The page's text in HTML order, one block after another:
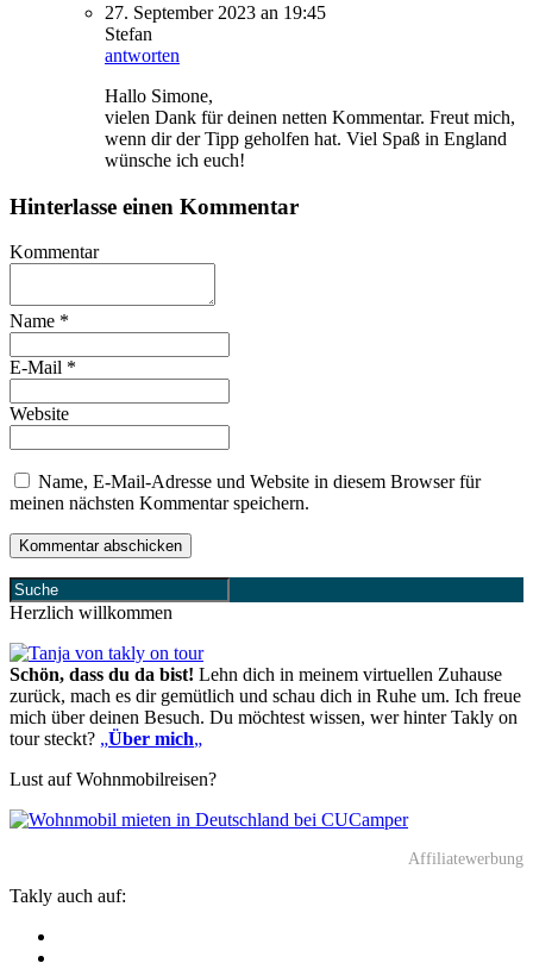
27. September 2023 an 19:45
Stefan
antworten
Hallo Simone,
vielen Dank für deinen netten Kommentar. Freut mich,
wenn dir der Tipp geholfen hat. Viel Spaß in England
wünsche ich euch!
Hinterlasse einen Kommentar
Kommentar
Name *
E-Mail *
Website
Name, E-Mail-Adresse und Website in diesem Browser für
meinen nächsten Kommentar speichern.
Herzlich willkommen
Schön, dass du da bist! Lehn dich in meinem virtuellen Zuhause
zurück, mach es dir gemütlich und schau dich in Ruhe um. Ich freue
mich über deinen Besuch. Du möchtest wissen, wer hinter Takly on
tour steckt? „Über mich„
Lust auf Wohnmobilreisen?
Affiliatewerbung
Takly auch auf: